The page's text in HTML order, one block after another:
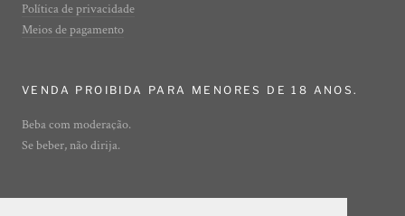
Política de privacidade
Meios de pagamento
VENDA PROIBIDA PARA MENORES DE 18 ANOS.
Beba com moderação.
Se beber, não dirija.